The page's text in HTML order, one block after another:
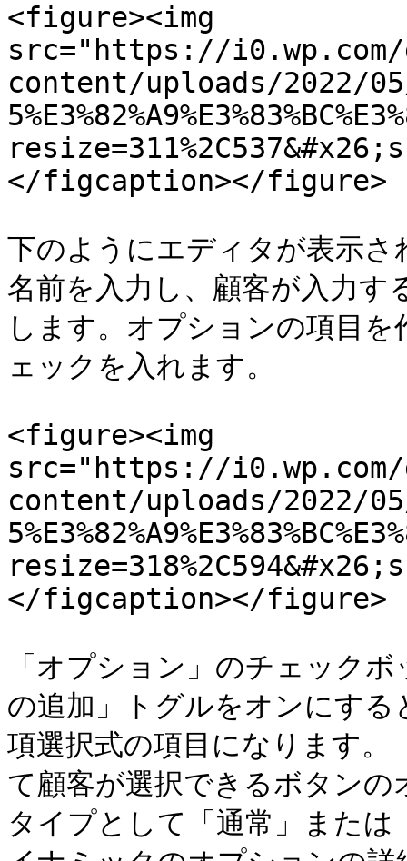
<figure><img
src="https://
content/uploads/2022/05/
</figcaption></figure>
下のようにエディタが表示
名前を入力し、顧客が入力す
します。オプションの項目
ェックを入れます。
<figure><img
src="https://
content/uploads/2022/05/
</figcaption></figure>
「オプション」のチェック
の追加」トグルをオンにす
項選択式の項目になります
て顧客が選択できるボタン
タイプとして「通常」また